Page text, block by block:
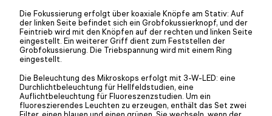
Die Fokussierung erfolgt über koaxiale Knöpfe am Stativ: Auf
der linken Seite befindet sich ein Grobfokussierknopf, und der
Feintrieb wird mit den Knöpfen auf der rechten und linken Seite
eingestellt. Ein weiterer Griff dient zum Feststellen der
Grobfokussierung. Die Triebspannung wird mit einem Ring
eingestellt.
Die Beleuchtung des Mikroskops erfolgt mit 3-W-LED: eine
Durchlichtbeleuchtung für Hellfeldstudien, eine
Auflichtbeleuchtung für Fluoreszenzstudien. Um ein
fluoreszierendes Leuchten zu erzeugen, enthält das Set zwei
Filter, einen blauen und einen grünen. Sie wechseln, wenn der